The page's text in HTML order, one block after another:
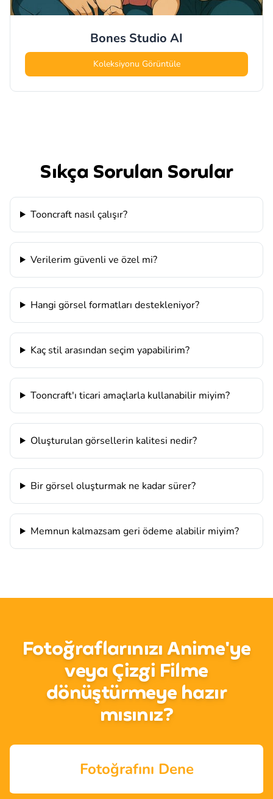
Bones Studio AI
Koleksiyonu Görüntüle
Sıkça Sorulan Sorular
Tooncraft nasıl çalışır?
Verilerim güvenli ve özel mi?
Hangi görsel formatları destekleniyor?
Kaç stil arasından seçim yapabilirim?
Tooncraft'ı ticari amaçlarla kullanabilir miyim?
Oluşturulan görsellerin kalitesi nedir?
Bir görsel oluşturmak ne kadar sürer?
Memnun kalmazsam geri ödeme alabilir miyim?
Fotoğraflarınızı Anime'ye
veya Çizgi Filme
dönüştürmeye hazır
mısınız?
Fotoğrafını Dene